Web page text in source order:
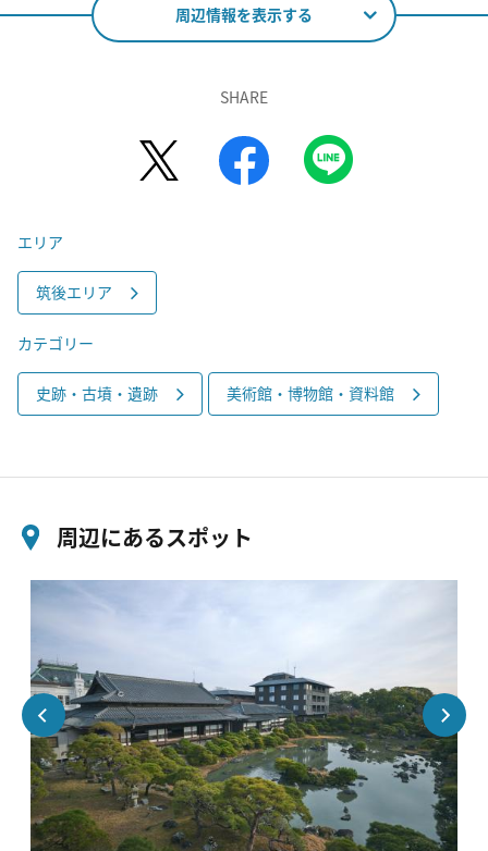
周辺情報を表示する
SHARE
エリア
筑後エリア
カテゴリー
史跡・古墳・遺跡 美術館・博物館・資料館
周辺にあるスポット